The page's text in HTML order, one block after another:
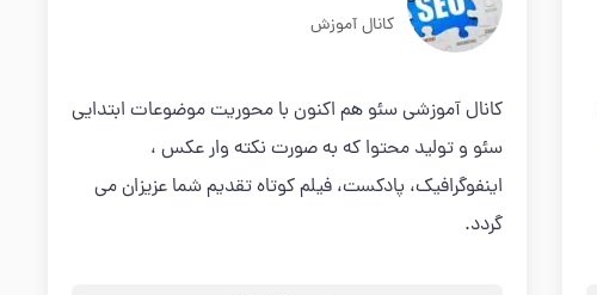
کانال آموزش
کانال آموزشی سئو هم اکنون با محوریت موضوعات ابتدایی
سئو و تولید محتوا که به صورت نکته وار عکس ،
اینفوگرافیک، پادکست، فیلم کوتاه تقدیم شما عزیزان می
گردد.